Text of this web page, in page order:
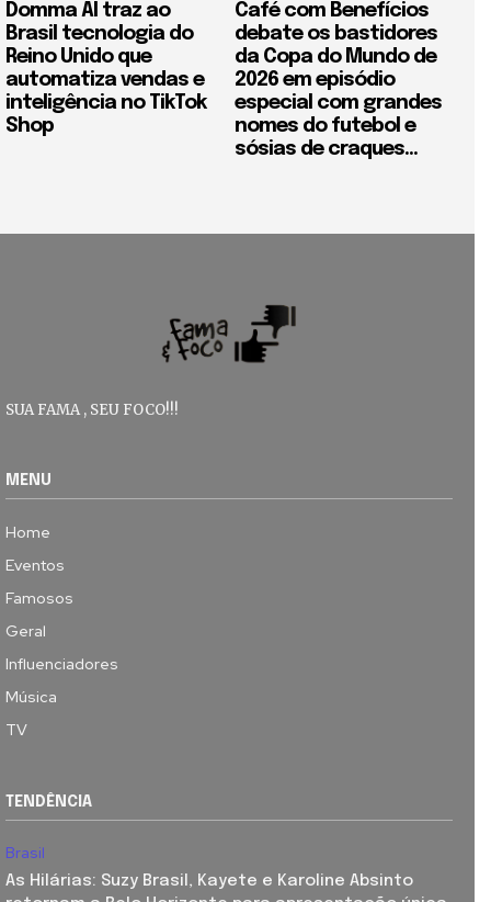
Domma AI traz ao
Brasil tecnologia do
Reino Unido que
automatiza vendas e
inteligência no TikTok
Shop
Café com Benefícios
debate os bastidores
da Copa do Mundo de
2026 em episódio
especial com grandes
nomes do futebol e
sósias de craques...
SUA FAMA , SEU FOCO!!!
MENU
Home
Eventos
Famosos
Geral
Influenciadores
Música
TV
TENDÊNCIA
Brasil
As Hilárias: Suzy Brasil, Kayete e Karoline Absinto